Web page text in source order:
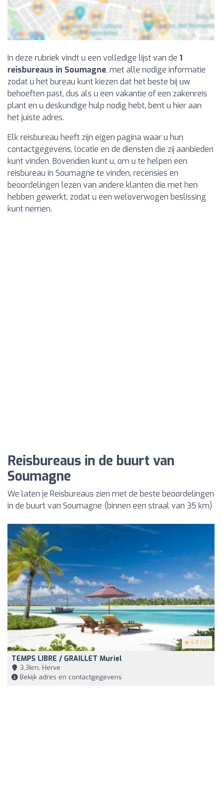
In deze rubriek vindt u een volledige lijst van de 1
reisbureaus in Soumagne, met alle nodige informatie
zodat u het bureau kunt kiezen dat het beste bij uw
behoeften past, dus als u een vakantie of een zakenreis
plant en u deskundige hulp nodig hebt, bent u hier aan
het juiste adres.
Elk reisbureau heeft zijn eigen pagina waar u hun
contactgegevens, locatie en de diensten die zij aanbieden
kunt vinden. Bovendien kunt u, om u te helpen een
reisbureau in Soumagne te vinden, recensies en
beoordelingen lezen van andere klanten die met hen
hebben gewerkt, zodat u een weloverwogen beslissing
kunt nemen.
Reisbureaus in de buurt van
Soumagne
We laten je Reisbureaus zien met de beste beoordelingen
in de buurt van Soumagne (binnen een straal van 35 km)
4.9 (18)
TEMPS LIBRE / GRAILLET Muriel
3,3km, Herve
Bekijk adres en contactgegevens